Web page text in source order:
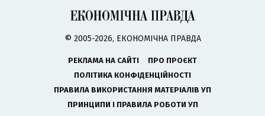
© 2005-2026, ЕКОНОМІЧНА ПРАВДА
РЕКЛАМА НА САЙТІ
ПРО ПРОЄКТ
ПОЛІТИКА КОНФІДЕНЦІЙНОСТІ
ПРАВИЛА ВИКОРИСТАННЯ МАТЕРІАЛІВ УП
ПРИНЦИПИ І ПРАВИЛА РОБОТИ УП